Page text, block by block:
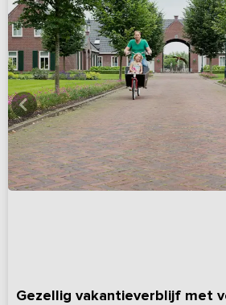
Gezellig vakantieverblijf met